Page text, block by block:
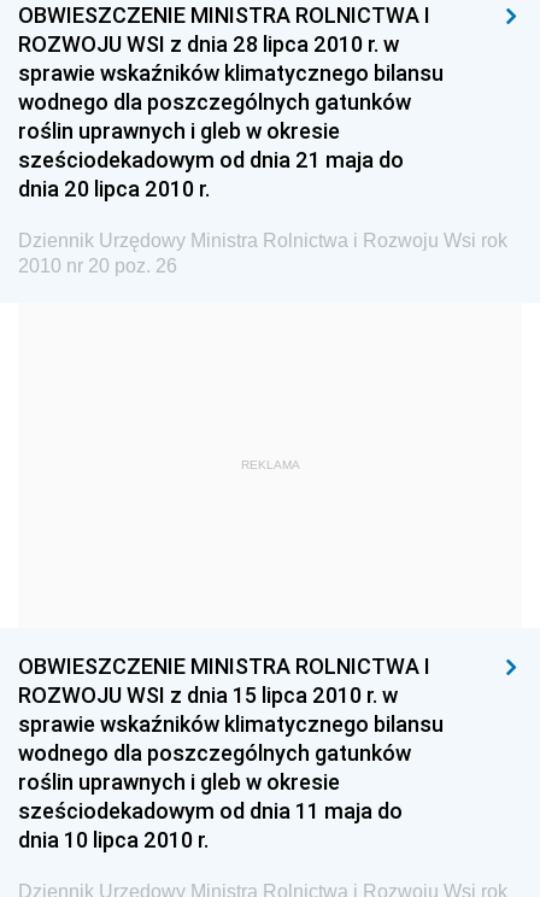
2026
2025
2024
2023
2022
2021
2020
2010
2009
2008
2007
2006
2005
OBWIESZCZENIE MINISTRA ROLNICTWA I
ROZWOJU WSI z dnia 28 lipca 2010 r. w
sprawie wskaźników klimatycznego bilansu
wodnego dla poszczególnych gatunków
roślin uprawnych i gleb w okresie
sześciodekadowym od dnia 21 maja do
dnia 20 lipca 2010 r.
Dziennik Urzędowy Ministra Rolnictwa i Rozwoju Wsi rok
2010 nr 20 poz. 26
REKLAMA
OBWIESZCZENIE MINISTRA ROLNICTWA I
ROZWOJU WSI z dnia 15 lipca 2010 r. w
sprawie wskaźników klimatycznego bilansu
wodnego dla poszczególnych gatunków
roślin uprawnych i gleb w okresie
sześciodekadowym od dnia 11 maja do
dnia 10 lipca 2010 r.
Dziennik Urzędowy Ministra Rolnictwa i Rozwoju Wsi rok